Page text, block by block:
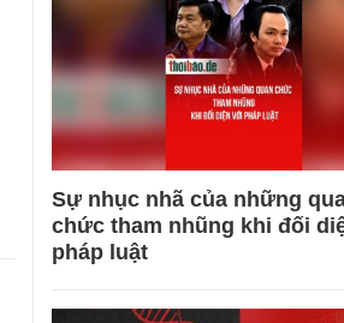
Sự nhục nhã của những
chức tham nhũng khi đối
pháp luật